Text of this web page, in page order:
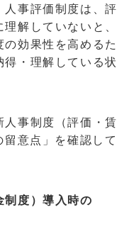
人事評価制度は、評
解していないと、
効果性を高めるた
・理解している状
人事制度（評価・賃
留意点」を確認して
制度）導入時の